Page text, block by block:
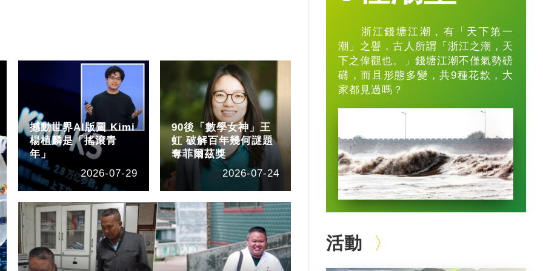
撼動世界AI版圖 Kimi
楊植麟是「搖滾青
年」
2026-07-29
90後「數學女神」王
虹 破解百年幾何謎題
奪菲爾茲獎
2026-07-24
浙江錢塘江潮，有「天下第一
潮」之譽，古人所謂「浙江之潮，天
下之偉觀也。」錢塘江潮不僅氣勢磅
礴，而且形態多變，共9種花款，大
家都見過嗎？
活動